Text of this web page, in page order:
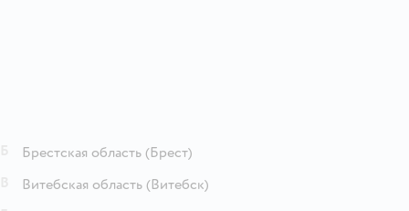
Брестская область (Брест)
Витебская область (Витебск)